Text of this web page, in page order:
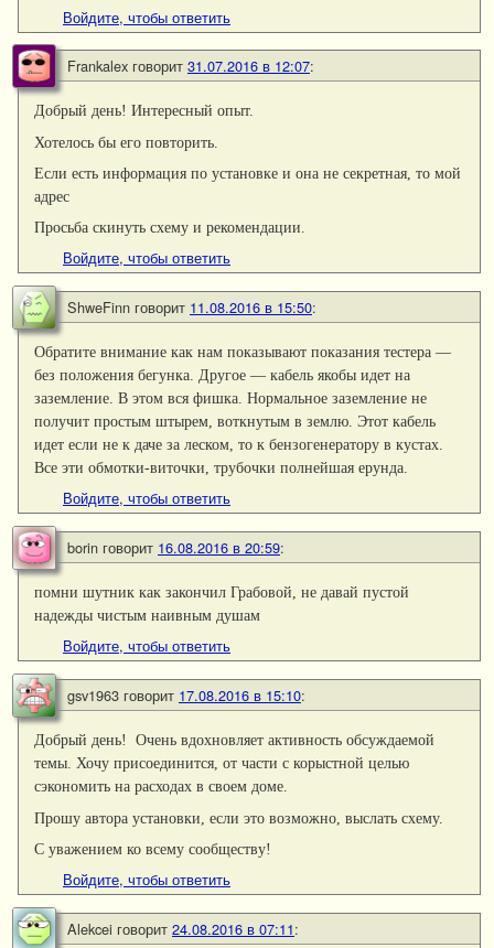
Войдите, чтобы ответить
Frankalex говорит 31.07.2016 в 12:07:
Добрый день! Интересный опыт.
Хотелось бы его повторить.
Если есть информация по установке и она не секретная, то мой
адрес
Просьба скинуть схему и рекомендации.
Войдите, чтобы ответить
ShweFinn говорит 11.08.2016 в 15:50:
Обратите внимание как нам показывают показания тестера —
без положения бегунка. Другое — кабель якобы идет на
заземление. В этом вся фишка. Нормальное заземление не
получит простым штырем, воткнутым в землю. Этот кабель
идет если не к даче за леском, то к бензогенератору в кустах.
Все эти обмотки-виточки, трубочки полнейшая ерунда.
Войдите, чтобы ответить
borin говорит 16.08.2016 в 20:59:
помни шутник как закончил Грабовой, не давай пустой
надежды чистым наивным душам
Войдите, чтобы ответить
gsv1963 говорит 17.08.2016 в 15:10:
Добрый день! Очень вдохновляет активность обсуждаемой
темы. Хочу присоединится, от части с корыстной целью
сэкономить на расходах в своем доме.
Прошу автора установки, если это возможно, выслать схему.
С уважением ко всему сообществу!
Войдите, чтобы ответить
Alekcei говорит 24.08.2016 в 07:11: